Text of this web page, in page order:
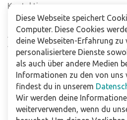
Kontaktiere uns
Häufig gestellte Fragen
Abonniere unseren Newsletter
Verkaufsstellen
Für Unternehmen
Downloads
Impressum
Diese Webseite speichert
Computer. Diese Cookies
deine Webseiten-Erfahrung zu
personalisiertere Dienste
als auch über andere Medien
Informationen zu den von uns
findest du in unserem
Wir werden deine
weiterverwenden, wenn du